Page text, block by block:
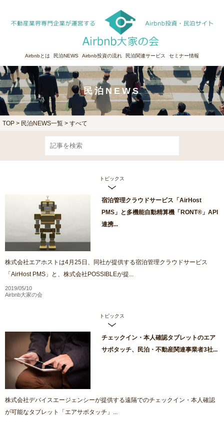
Airbnbとは 民泊NEWS Airbnb投資の流れ 民泊関連サービス セミナー情報
民泊NEWS
TOP > 民泊NEWS一覧 > すべて
トピックス
宿泊管理クラウドサービス「AirHost
PMS」と多機能自動精算機「RONT®︎」API
連携...
株式会社エアホストは4月25日、同社が提供する宿泊管理クラウドサービス
「AirHost PMS」と、株式会社POSSIBLEが提...
2019/05/10
Airbnb大家の会
トピックス
チェックイン・本人確認タブレットのエア
サポタッチ、民泊・不動産関連事業者3社...
株式会社デバイスエージェンシーが提供する遠隔でのチェックイン・本人確認
が可能なタブレット「エアサポタッチ」...